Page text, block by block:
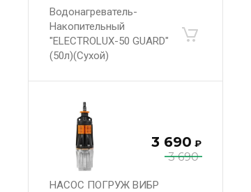
Водонагреватель-
Накопительный
"ELECTROLUX-50 GUARD"
(50л)(Сухой)
3 690
3 690 ₽
НАСОС ПОГРУЖ ВИБР